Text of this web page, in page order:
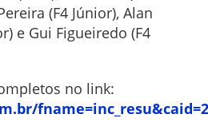
(F4 Júnior), Alan
e Gui Figueiredo (F4
no link: